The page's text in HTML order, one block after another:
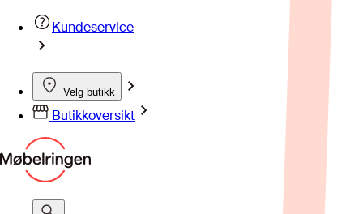
Kundeservice
Velg butikk
Butikkoversikt